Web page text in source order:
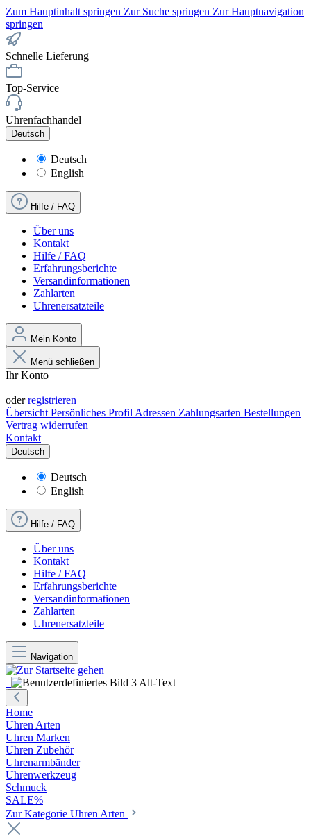
Zum Hauptinhalt springen Zur Suche springen Zur Hauptnavigation
springen
Schnelle Lieferung
Top-Service
Uhrenfachhandel
Deutsch
Deutsch
English
Hilfe / FAQ
Über uns
Kontakt
Hilfe / FAQ
Erfahrungsberichte
Versandinformationen
Zahlarten
Uhrenersatzteile
Mein Konto
Menü schließen
Ihr Konto
oderregistrieren
Übersicht Persönliches Profil Adressen Zahlungsarten Bestellungen
Vertrag widerrufen
Kontakt
Deutsch
Deutsch
English
Hilfe / FAQ
Über uns
Kontakt
Hilfe / FAQ
Erfahrungsberichte
Versandinformationen
Zahlarten
Uhrenersatzteile
Navigation
Home
Uhren Arten
Uhren Marken
Uhren Zubehör
Uhrenarmbänder
Uhrenwerkzeug
Schmuck
SALE%
Zur Kategorie Uhren Arten